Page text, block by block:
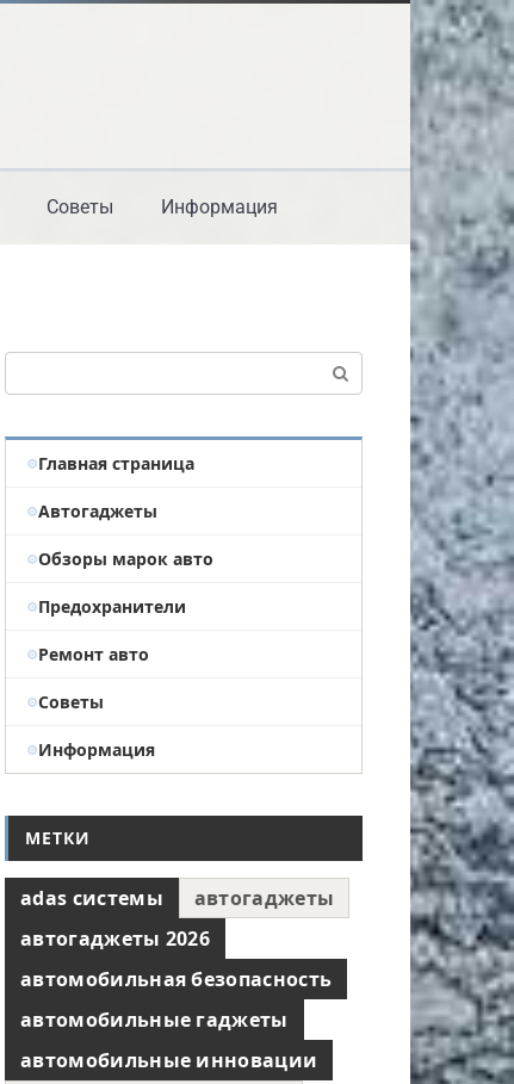
Советы Информация
Главная страница
Автогаджеты
Обзоры марок авто
Предохранители
Ремонт авто
Советы
Информация
МЕТКИ
adas системы
автогаджеты
автогаджеты 2026
автомобильная безопасность
автомобильные гаджеты
автомобильные инновации